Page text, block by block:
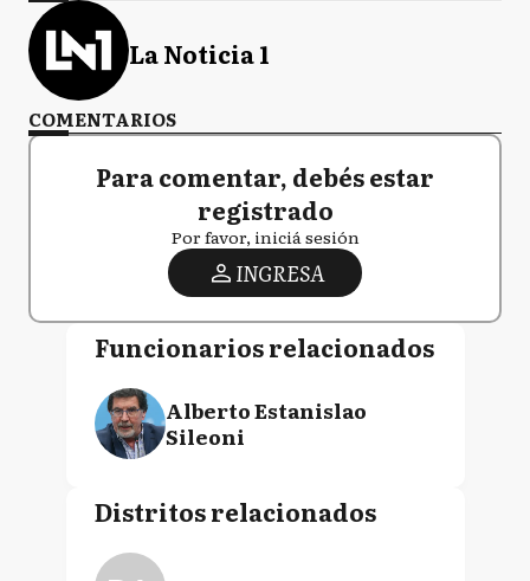
La Noticia 1
COMENTARIOS
Para comentar, debés estar
registrado
Por favor, iniciá sesión
INGRESA
Funcionarios relacionados
Alberto Estanislao
Sileoni
Distritos relacionados